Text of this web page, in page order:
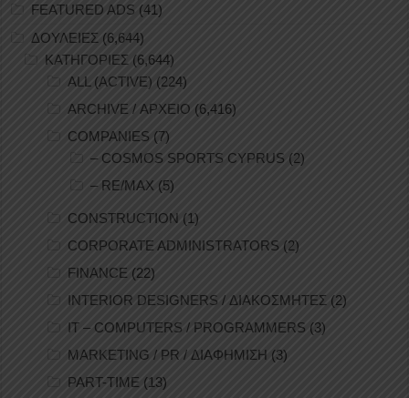
FEATURED ADS (41)
ΔΟΥΛΕΙΕΣ (6,644)
ΚΑΤΗΓΟΡΙΕΣ (6,644)
ALL (ACTIVE) (224)
ARCHIVE / ΑΡΧΕΙΟ (6,416)
COMPANIES (7)
– COSMOS SPORTS CYPRUS (2)
– RE/MAX (5)
CONSTRUCTION (1)
CORPORATE ADMINISTRATORS (2)
FINANCE (22)
INTERIOR DESIGNERS / ΔΙΑΚΟΣΜΗΤΕΣ (2)
IT – COMPUTERS / PROGRAMMERS (3)
MARKETING / PR / ΔΙΑΦΗΜΙΣΗ (3)
PART-TIME (13)